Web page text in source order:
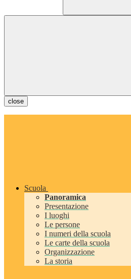
close
Scuola
Panoramica
Presentazione
I luoghi
Le persone
I numeri della scuola
Le carte della scuola
Organizzazione
La storia